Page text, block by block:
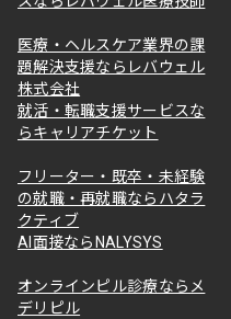
医療・ヘルスケア業界の課
題解決支援ならレバウェル
株式会社
就活・転職支援サービスな
らキャリアチケット
フリーター・既卒・未経験
の就職・再就職ならハタラ
クティブ
AI面接ならNALYSYS
オンラインピル診療ならメ
デリピル